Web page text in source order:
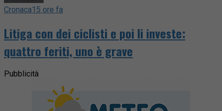
Cronaca15 ore fa
Litiga con dei ciclisti e poi li investe:
quattro feriti, uno è grave
Pubblicità